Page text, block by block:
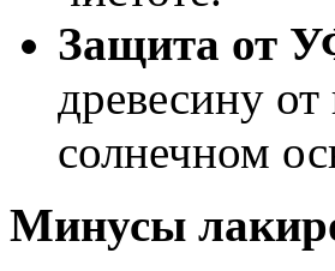
Защита от
древесину
солнечном
Минусы